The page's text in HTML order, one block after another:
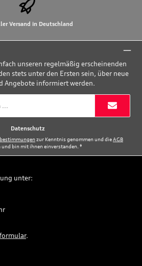
Versand in Deutschland
unseren regelmäßig erscheinenden
stets unter den Ersten sein, über neue
Angebote informiert werden.
Datenschutz
zur Kenntnis genommen und dieAGB
und bin mit ihnen einverstanden.*
unter:
.